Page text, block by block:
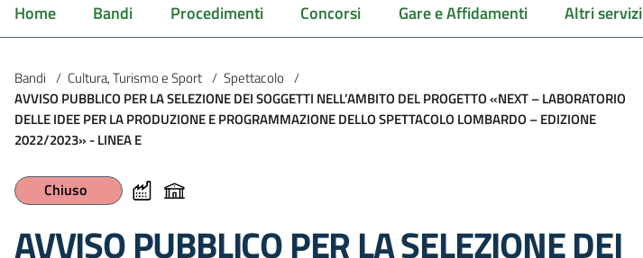
Home Bandi Procedimenti Concorsi Gare e Affidamenti Altri servizi
Bandi / Cultura, Turismo e Sport / Spettacolo /
AVVISO PUBBLICO PER LA SELEZIONE DEI SOGGETTI NELL’AMBITO DEL PROGETTO «NEXT – LABORATORIO
DELLE IDEE PER LA PRODUZIONE E PROGRAMMAZIONE DELLO SPETTACOLO LOMBARDO – EDIZIONE
2022/2023» - LINEA E
Chiuso
AVVISO PUBBLICO PER LA SELEZIONE DEI